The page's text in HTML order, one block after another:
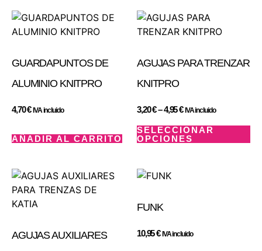
GUARDAPUNTOS DE
ALUMINIO KNITPRO
4,70€ IVA incluido
AÑADIR AL CARRITO
AGUJAS PARA TRENZAR
KNITPRO
3,20€–4,95€ IVA incluido
SELECCIONAR
OPCIONES
AGUJAS AUXILIARES
FUNK
10,95€ IVA incluido